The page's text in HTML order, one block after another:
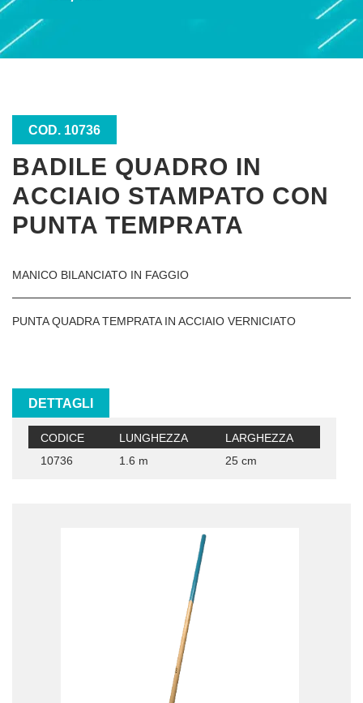
COD. 10736
BADILE QUADRO IN
ACCIAIO STAMPATO CON
PUNTA TEMPRATA
MANICO BILANCIATO IN FAGGIO
PUNTA QUADRA TEMPRATA IN ACCIAIO VERNICIATO
DETTAGLI
CODICE LUNGHEZZA
LARGHEZZA
10736
1.6 m 25 cm